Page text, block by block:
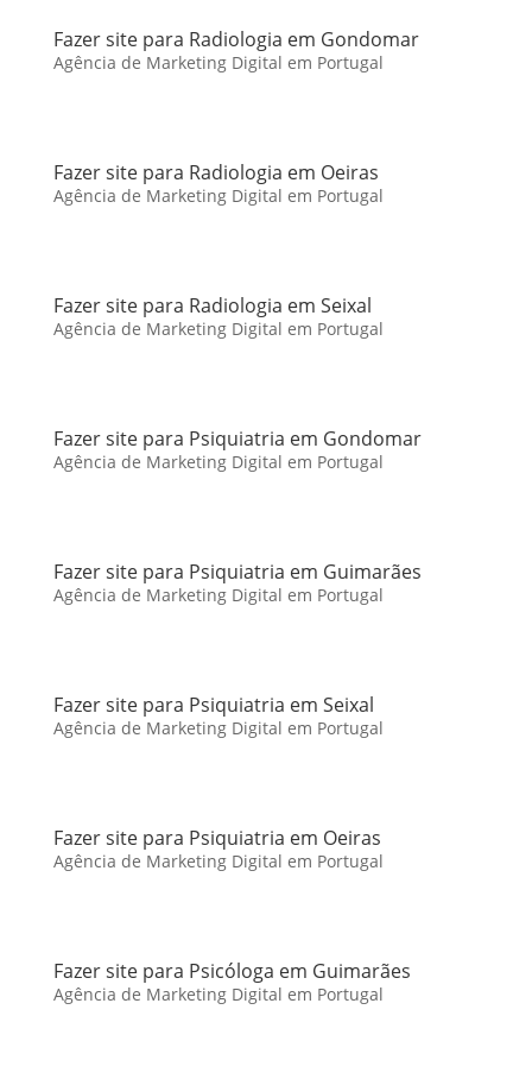
Fazer site para Radiologia em Gondomar
Agência de Marketing Digital em Portugal
Fazer site para Radiologia em Oeiras
Agência de Marketing Digital em Portugal
Fazer site para Radiologia em Seixal
Agência de Marketing Digital em Portugal
Fazer site para Psiquiatria em Gondomar
Agência de Marketing Digital em Portugal
Fazer site para Psiquiatria em Guimarães
Agência de Marketing Digital em Portugal
Fazer site para Psiquiatria em Seixal
Agência de Marketing Digital em Portugal
Fazer site para Psiquiatria em Oeiras
Agência de Marketing Digital em Portugal
Fazer site para Psicóloga em Guimarães
Agência de Marketing Digital em Portugal